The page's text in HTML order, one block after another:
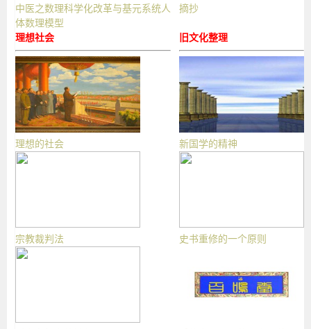
中医之数理科学化改革与基元系统人
体数理模型
摘抄
理想社会
理想的社会
宗教裁判法
旧文化整理
新国学的精神
史书重修的一个原则